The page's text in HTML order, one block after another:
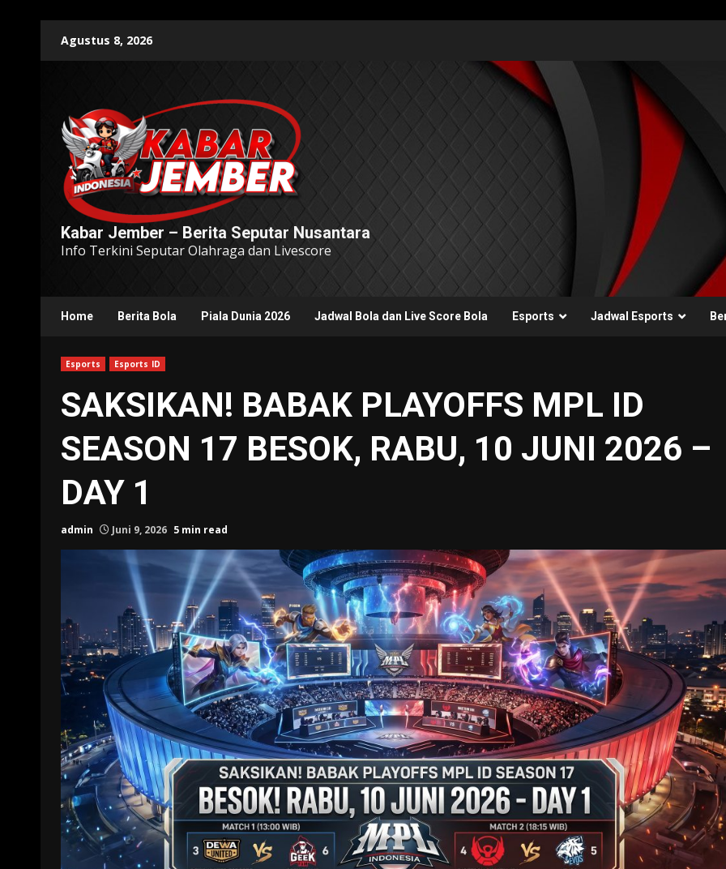
Agustus 8, 2026
Kabar Jember – Berita Seputar Nusantara
Info Terkini Seputar Olahraga dan Livescore
Home Berita Bola Piala Dunia 2026 Jadwal Bola dan Live Score Bola Esports Jadwal Esports
Esports Esports ID
SAKSIKAN! BABAK PLAYOFFS MPL ID
SEASON 17 BESOK, RABU, 10 JUNI 2026 –
DAY 1
admin Juni 9, 2026 5 min read